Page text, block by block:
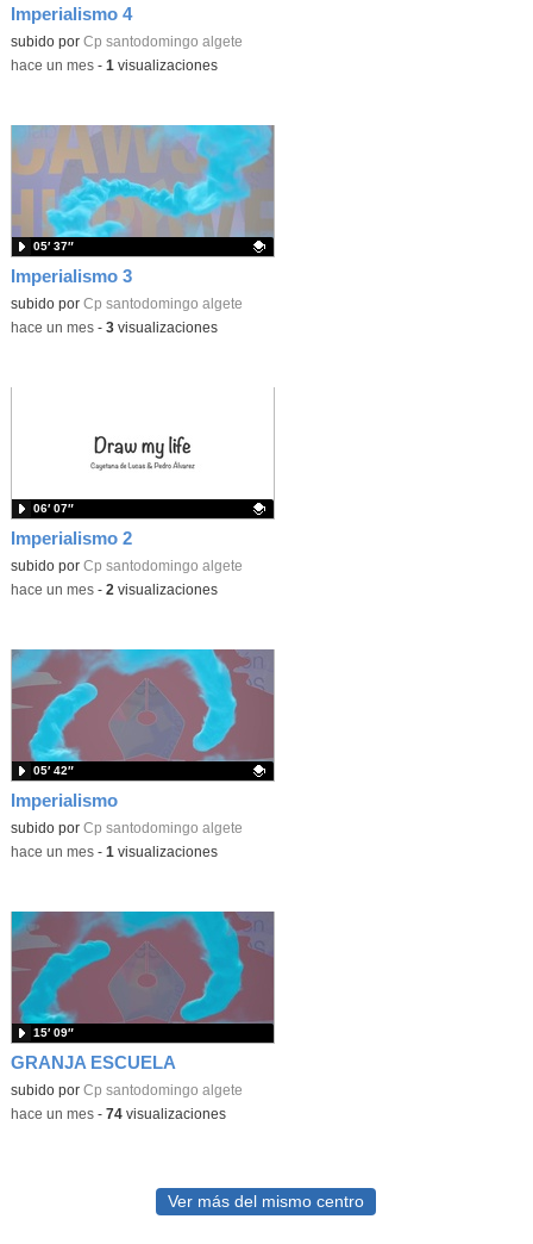
Imperialismo 4
Contenido educativo.
subido por Cp santodomingo algete
-hace un mes- 1 visualizaciones
Imperialismo 3
Contenido educativo.
subido por Cp santodomingo algete
05′ 37″
-hace un mes- 3visualizaciones
Imperialismo 2
Contenido educativo.
subido por Cp santodomingo algete
06′ 07″
-hace un mes- 2 visualizaciones
Imperialismo
Contenido educativo.
subido por Cp santodomingo algete
05′ 42″
-hace un mes- 1 visualizaciones
GRANJA ESCUELA
subido por Cp santodomingo algete
15′ 09″
-hace un mes- 74visualizaciones
Ver más del mismo centro